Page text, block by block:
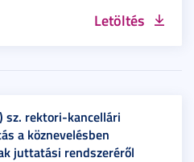
Letöltés
sz. rektori-kancellári
a köznevelésben
juttatási rendszeréről